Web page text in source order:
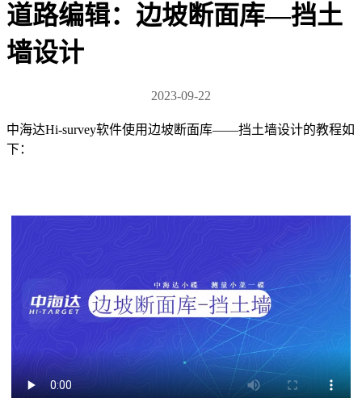
道路编辑：边坡断面库—挡土
墙设计
2023-09-22
中海达Hi-survey软件使用边坡断面库——挡土墙设计的教程如
下：